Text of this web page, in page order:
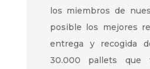
los miembros de
posible los mejores
entrega y recogida
30.000 pallets que